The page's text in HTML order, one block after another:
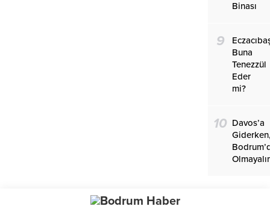
Binası
9
Buna
Tenezzül
Eder
mi?
10 Davos’a